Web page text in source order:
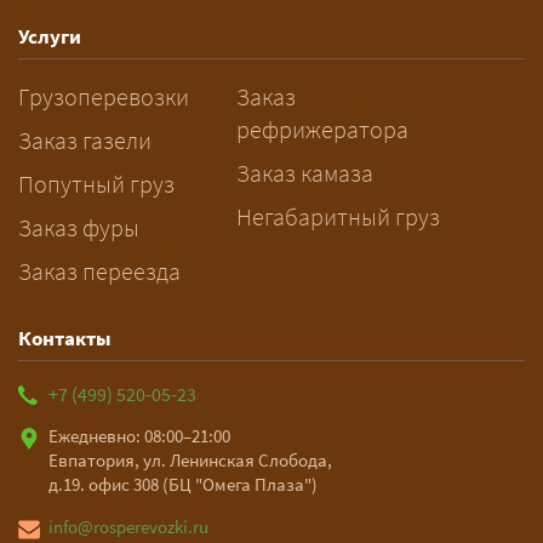
рабочих дней. Оставьте заявку
рассчитает маршрут и запустит
подготовку документов.
Услуги
Грузоперевозки
Заказ газели
Попутный груз
Заказ фуры
Заказ переезда
Заказ
рефрижератора
Заказ камаза
Негабаритный груз
Контакты
+7 (499) 520-05-23
Ежедневно: 08:00–21:00
Евпатория, ул. Ленинская Слобода,
д.19. офис 308 (БЦ "Омега Плаза")
info@rosperevozki.ru